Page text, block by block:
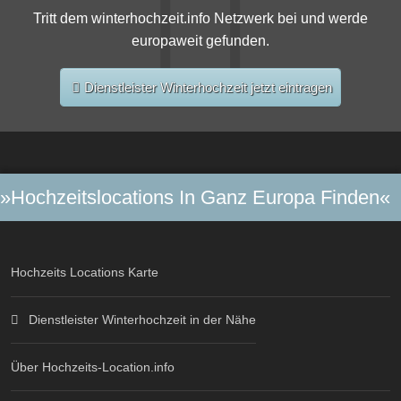
Tritt dem winterhochzeit.info Netzwerk bei und werde
europaweit gefunden.
Dienstleister Winterhochzeit jetzt eintragen
»Hochzeitslocations In Ganz Europa Finden«
Hochzeits Locations Karte
Dienstleister Winterhochzeit in der Nähe
Über Hochzeits-Location.info